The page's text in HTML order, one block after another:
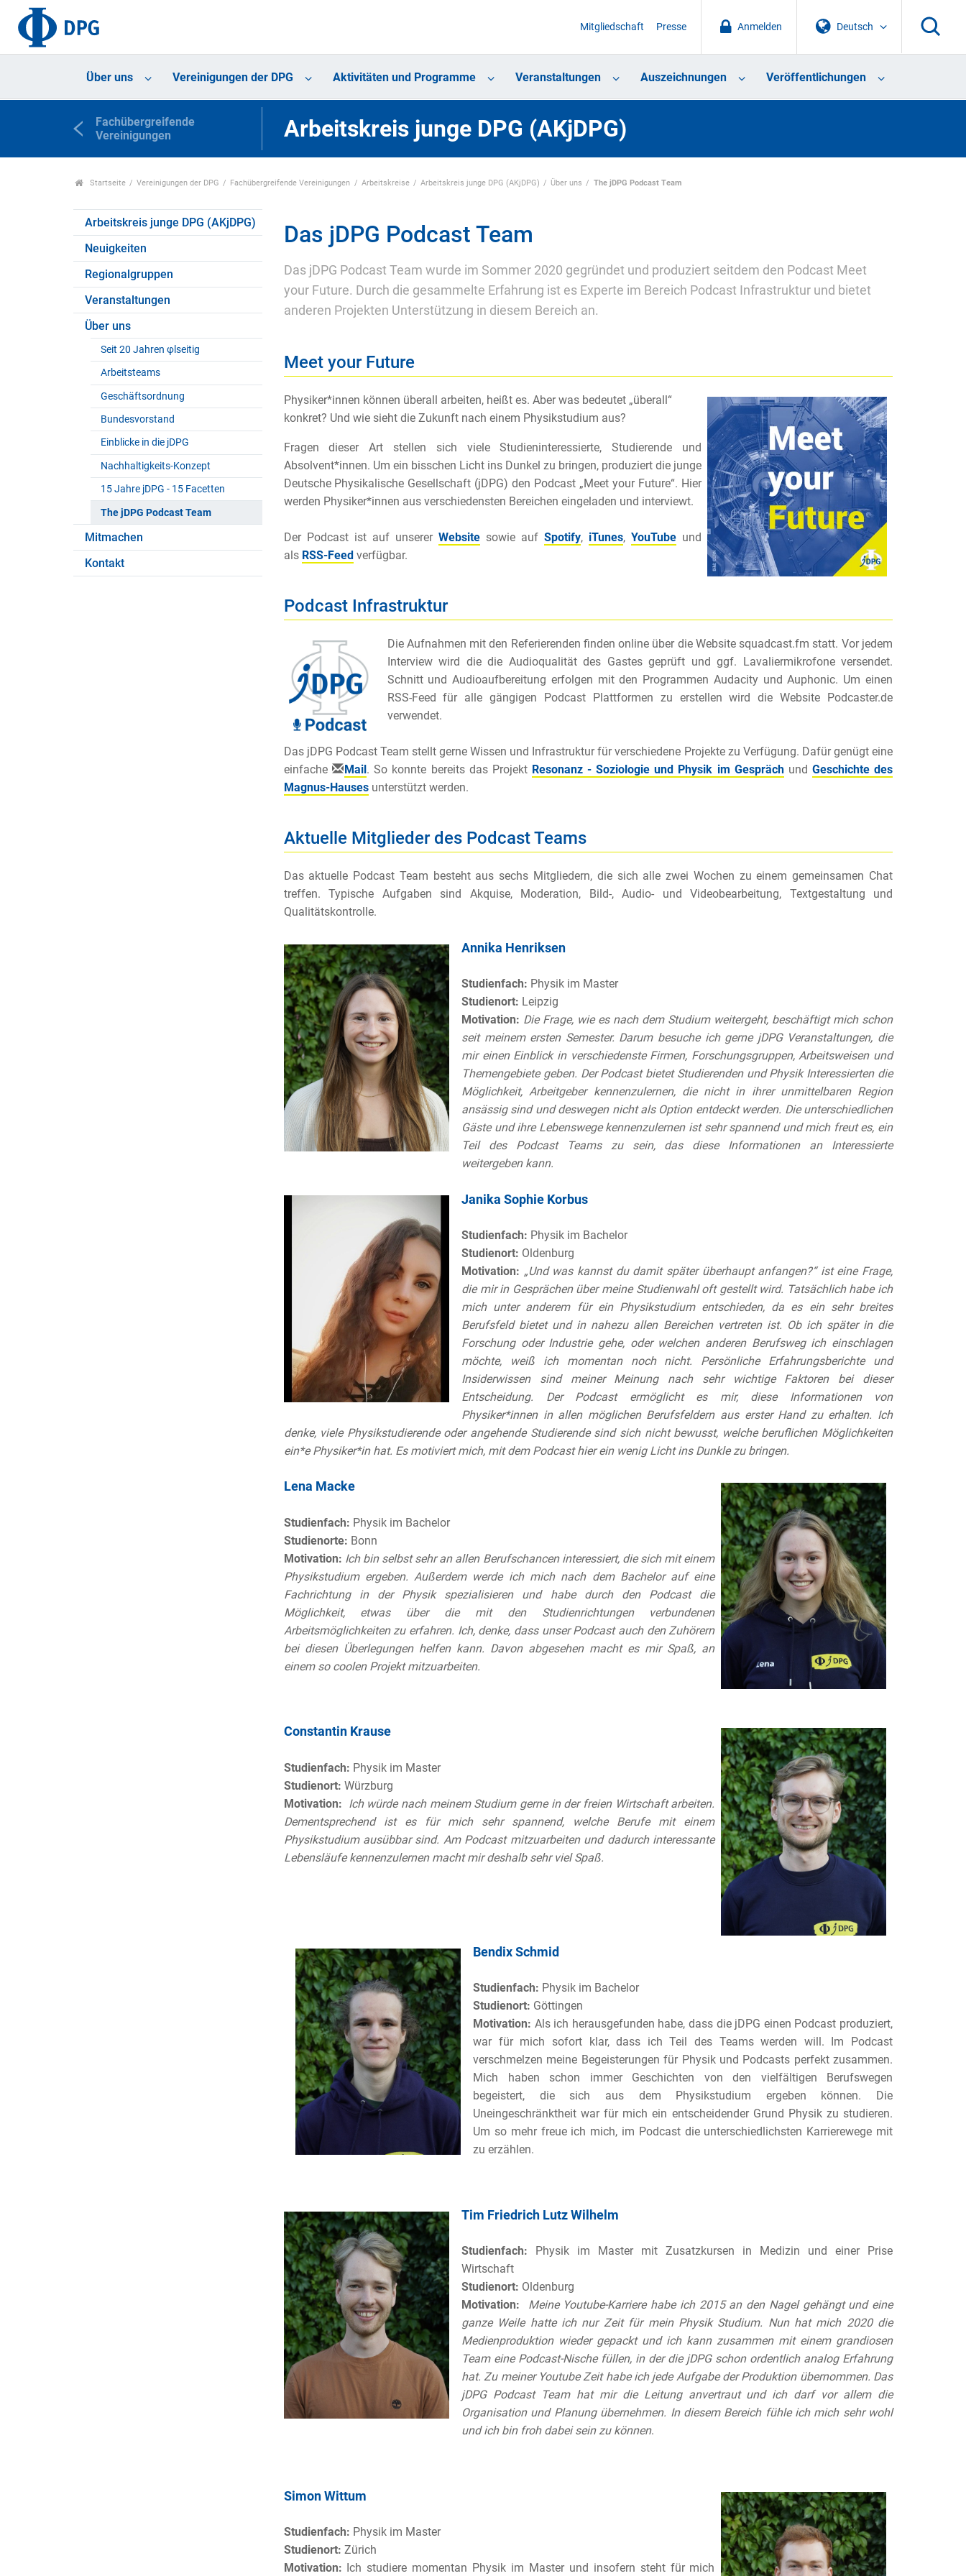
Deutsch
Anmelden
Mitgliedschaft Presse
Über uns Vereinigungen der DPG Aktivitäten und Programme Veranstaltungen Auszeichnungen Veröffentlichungen
Fachübergreifende
Vereinigungen
Arbeitskreis junge DPG (AKjDPG)
Startseite Vereinigungen der DPG Fachübergreifende Vereinigungen Arbeitskreise Arbeitskreis junge DPG (AKjDPG) Über uns The jDPG Podcast Team
Arbeitskreis junge DPG (AKjDPG)
Neuigkeiten
Regionalgruppen
Veranstaltungen
Über uns
Seit 20 Jahren φlseitig
Arbeitsteams
Geschäftsordnung
Bundesvorstand
Einblicke in die jDPG
Nachhaltigkeits-Konzept
15 Jahre jDPG - 15 Facetten
The jDPG Podcast Team
Mitmachen
Kontakt
Das jDPG Podcast Team
Das jDPG Podcast Team wurde im Sommer 2020 gegründet und produziert seitdem den Podcast Meet
your Future. Durch die gesammelte Erfahrung ist es Experte im Bereich Podcast Infrastruktur und bietet
anderen Projekten Unterstützung in diesem Bereich an.
Meet your Future
Physiker*innen können überall arbeiten, heißt es. Aber was bedeutet „überall“
konkret? Und wie sieht die Zukunft nach einem Physikstudium aus?
Fragen dieser Art stellen sich viele Studieninteressierte, Studierende und
Absolvent*innen. Um ein bisschen Licht ins Dunkel zu bringen, produziert die junge
Deutsche Physikalische Gesellschaft (jDPG) den Podcast „Meet your Future“. Hier
werden Physiker*innen aus verschiedensten Bereichen eingeladen und interviewt.
Der Podcast ist auf unserer Websitesowie auf Spotify, iTunes, YouTubeund
als RSS-Feed verfügbar.
Podcast Infrastruktur
Die Aufnahmen mit den Referierenden finden online über die Website squadcast.fm statt. Vor jedem
Interview wird die die Audioqualität des Gastes geprüft und ggf. Lavaliermikrofone versendet.
Schnitt und Audioaufbereitung erfolgen mit den Programmen Audacity und Auphonic. Um einen
RSS-Feed für alle gängigen Podcast Plattformen zu erstellen wird die Website Podcaster.de
verwendet.
Das jDPG Podcast Team stellt gerne Wissen und Infrastruktur für verschiedene Projekte zu Verfügung. Dafür genügt eine
einfache
Mail . So konnte bereits das Projekt Resonanz - Soziologie und Physik im Gesprächund Geschichte des
Magnus-Hausesunterstützt werden.
Aktuelle Mitglieder des Podcast Teams
Das aktuelle Podcast Team besteht aus sechs Mitgliedern, die sich alle zwei Wochen zu einem gemeinsamen Chat
treffen. Typische Aufgaben sind Akquise, Moderation, Bild-, Audio- und Videobearbeitung, Textgestaltung und
Qualitätskontrolle.
Annika Henriksen
Studienfach: Physik im Master
Studienort: Leipzig
Motivation: Die Frage, wie es nach dem Studium weitergeht, beschäftigt mich schon
seit meinem ersten Semester. Darum besuche ich gerne jDPG Veranstaltungen, die
mir einen Einblick in verschiedenste Firmen, Forschungsgruppen, Arbeitsweisen und
Themengebiete geben. Der Podcast bietet Studierenden und Physik Interessierten die
Möglichkeit, Arbeitgeber kennenzulernen, die nicht in ihrer unmittelbaren Region
ansässig sind und deswegen nicht als Option entdeckt werden. Die unterschiedlichen
Gäste und ihre Lebenswege kennenzulernen ist sehr spannend und mich freut es, ein
Teil des Podcast Teams zu sein, das diese Informationen an Interessierte
weitergeben kann.
Janika Sophie Korbus
Studienfach: Physik im Bachelor
Studienort: Oldenburg
Motivation: „Und was kannst du damit später überhaupt anfangen?“ ist eine Frage,
die mir in Gesprächen über meine Studienwahl oft gestellt wird. Tatsächlich habe ich
mich unter anderem für ein Physikstudium entschieden, da es ein sehr breites
Berufsfeld bietet und in nahezu allen Bereichen vertreten ist. Ob ich später in die
Forschung oder Industrie gehe, oder welchen anderen Berufsweg ich einschlagen
möchte, weiß ich momentan noch nicht. Persönliche Erfahrungsberichte und
Insiderwissen sind meiner Meinung nach sehr wichtige Faktoren bei dieser
Entscheidung. Der Podcast ermöglicht es mir, diese Informationen von
Physiker*innen in allen möglichen Berufsfeldern aus erster Hand zu erhalten. Ich
denke, viele Physikstudierende oder angehende Studierende sind sich nicht bewusst, welche beruflichen Möglichkeiten
ein*e Physiker*in hat. Es motiviert mich, mit dem Podcast hier ein wenig Licht ins Dunkle zu bringen.
Lena Macke
Studienfach: Physik im Bachelor
Studienorte: Bonn
Motivation: Ich bin selbst sehr an allen Berufschancen interessiert, die sich mit einem
Physikstudium ergeben. Außerdem werde ich mich nach dem Bachelor auf eine
Fachrichtung in der Physik spezialisieren und habe durch den Podcast die
Möglichkeit, etwas über die mit den Studienrichtungen verbundenen
Arbeitsmöglichkeiten zu erfahren. Ich, denke, dass unser Podcast auch den Zuhörern
bei diesen Überlegungen helfen kann. Davon abgesehen macht es mir Spaß, an
einem so coolen Projekt mitzuarbeiten.
Constantin Krause
Studienfach: Physik im Master
Studienort: Würzburg
Motivation: Ich würde nach meinem Studium gerne in der freien Wirtschaft arbeiten.
Dementsprechend ist es für mich sehr spannend, welche Berufe mit einem
Physikstudium ausübbar sind. Am Podcast mitzuarbeiten und dadurch interessante
Lebensläufe kennenzulernen macht mir deshalb sehr viel Spaß.
Bendix Schmid
Studienfach: Physik im Bachelor
Studienort: Göttingen
Motivation: Als ich herausgefunden habe, dass die jDPG einen Podcast produziert,
war für mich sofort klar, dass ich Teil des Teams werden will. Im Podcast
verschmelzen meine Begeisterungen für Physik und Podcasts perfekt zusammen.
Mich haben schon immer Geschichten von den vielfältigen Berufswegen
begeistert, die sich aus dem Physikstudium ergeben können. Die
Uneingeschränktheit war für mich ein entscheidender Grund Physik zu studieren.
Um so mehr freue ich mich, im Podcast die unterschiedlichsten Karrierewege mit
zu erzählen.
Tim Friedrich Lutz Wilhelm
Studienfach: Physik im Master mit Zusatzkursen in Medizin und einer Prise
Wirtschaft
Studienort: Oldenburg
Motivation:
Meine Youtube-Karriere habe ich 2015 an den Nagel gehängt und eine
ganze Weile hatte ich nur Zeit für mein Physik Studium. Nun hat mich 2020 die
Medienproduktion wieder gepackt und ich kann zusammen mit einem grandiosen
Team eine Podcast-Nische füllen, in der die jDPG schon ordentlich analog Erfahrung
hat. Zu meiner Youtube Zeit habe ich jede Aufgabe der Produktion übernommen. Das
jDPG Podcast Team hat mir die Leitung anvertraut und ich darf vor allem die
Organisation und Planung übernehmen. In diesem Bereich fühle ich mich sehr wohl
und ich bin froh dabei sein zu können.
Simon Wittum
Studienfach: Physik im Master
Studienort: Zürich
Motivation: Ich studiere momentan Physik im Master und insofern steht für mich